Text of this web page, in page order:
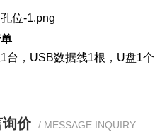
台，USB数据线1根，U盘1
价 / MESSAGE INQUIRY